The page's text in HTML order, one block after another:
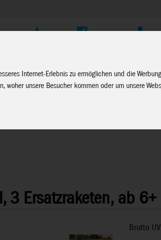
Internet-Erlebnis zu ermöglichen und die
woher unsere Besucher kommen oder um unsere
3 Ersatzraketen, ab 6+
Brutto